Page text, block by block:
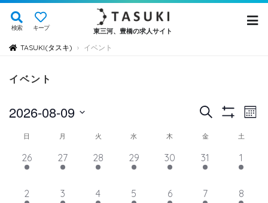
検索 キープ 東三河、豊橋の求人サイト
TASUKI(タスキ) › イベント
イベント
イ
ベ
ン
ト
を
検
Filters
イ
2026-08-09
イ
ベ
日 月 火 水 木 金 土
14
イ
ン
26
11
イ
ン
27
11
イ
ン
28
11
イ
ン
29
11
イ
ン
30
11
イ
ン
31
12
イ
ン
1
11
2
11
3
11
4
11
5
11
6
11
7
11
8